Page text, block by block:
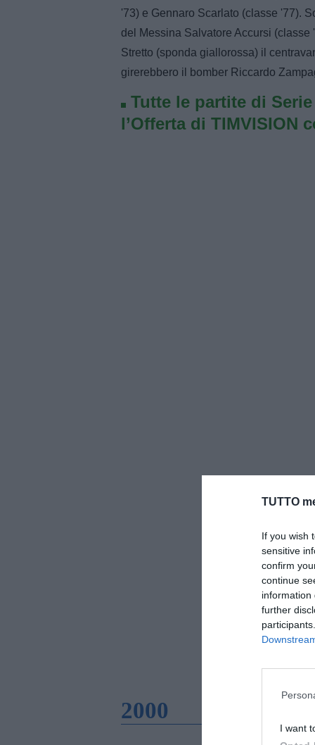
TUTTO
If you wish
sensitive
confirm
continue
information
further
I want
'73) e Gennaro Scarlato (classe '77).
del Messina Salvatore Accursi
Stretto (sponda giallorossa) il
girerebbero il bomber Riccardo
Tutte le partite di
l’Offerta di TIMVISION
2000